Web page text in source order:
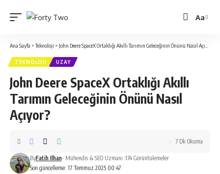
Yazı
Aa
Ana Sayfa >Teknoloji > John Deere SpaceX Ortaklığı Akıllı Tarımın Geleceğinin Önünü Nasıl Açıyor?
TEKNOLOJI UZAY
John Deere SpaceX Ortaklığı Akıllı
Tarımın Geleceğinin Önünü Nasıl
Açıyor?
Son güncelleme: 17 Temmuz 2025 00:47
ByFatih Ilhan- Mühendis & SEO Uzmanı 174 Görüntülemeler
7 Dk Okuma